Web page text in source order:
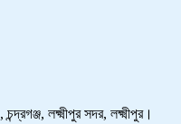
লক্ষ্মীপুর সদর, লক্ষ্মীপুর।